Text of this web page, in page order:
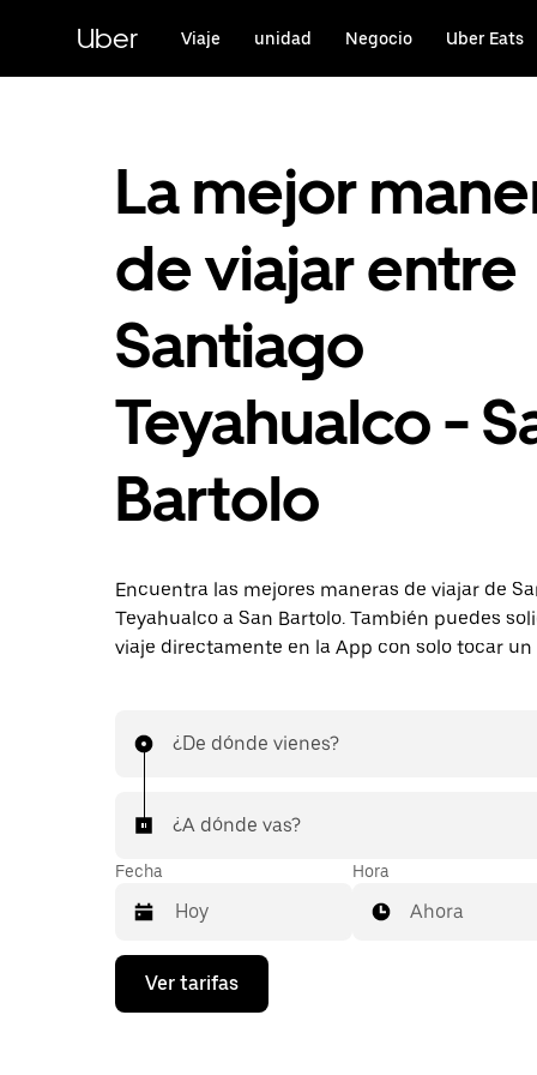
contenido
principal
Uber Viaje unidad Negocio Uber Eats
La mejor
de viajar entre
Santiago
Teyahualco -
Bartolo
Encuentra las mejores maneras de viajar de
Teyahualco a San Bartolo. También puedes
viaje directamente en la App con solo tocar un
¿De dónde vienes?
¿A dónde vas?
Fecha
Presiona
flecha
Hora
Ahora
Ver tarifas